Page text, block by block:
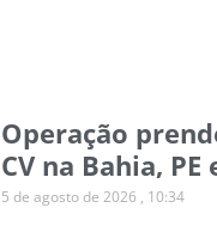
Operação
CV na Bahia, PE
5 de agosto de 2026 10:34